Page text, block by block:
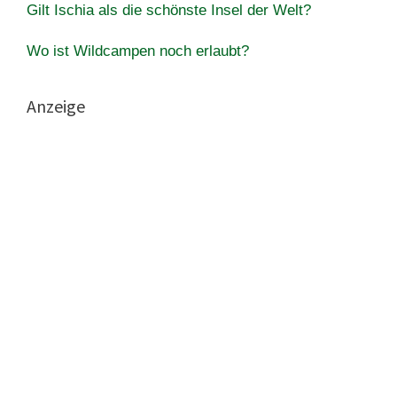
Gilt Ischia als die schönste Insel der Welt?
Wo ist Wildcampen noch erlaubt?
Anzeige